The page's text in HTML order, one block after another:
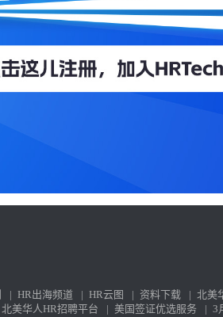
| HR出海频道 | HR云图 | 资料下载 | 北美
北美华人HR招聘平台 | 美国签证优选服务 | 3